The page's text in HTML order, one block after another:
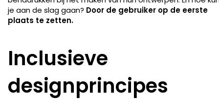
je aan de slag gaan? Door de gebruiker op de eerste
plaats te zetten.
Inclusieve
designprincipes